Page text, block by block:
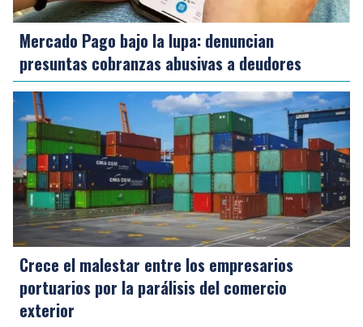
Mercado Pago bajo la lupa: denuncian
presuntas cobranzas abusivas a deudores
Crece el malestar entre los empresarios
portuarios por la parálisis del comercio
exterior